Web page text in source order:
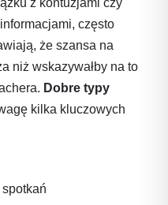
z kontuzjami czy
często
że szansa na
niż wskazywałby na to
Dobre typy
kilka kluczowych